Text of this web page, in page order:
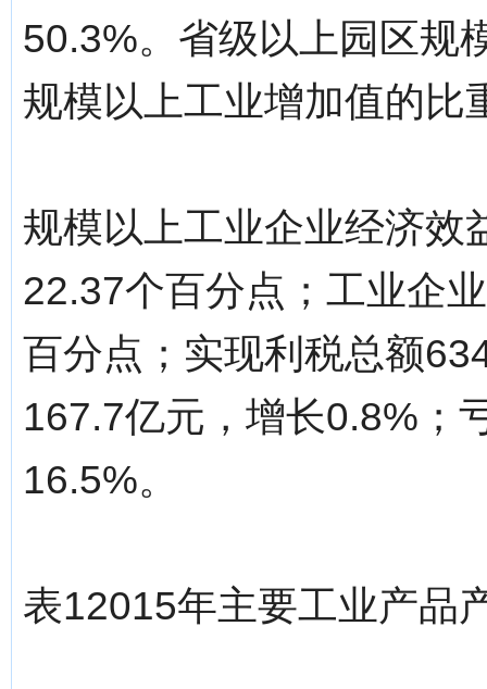
50.3%。省级以上园区规
规模以上工业增加值的比
规模以上工业企业经济效
22.37个百分点；工业企
百分点；实现利税总额
167.7亿元，增长0.8%；
16.5%。
表12015年主要工业产品